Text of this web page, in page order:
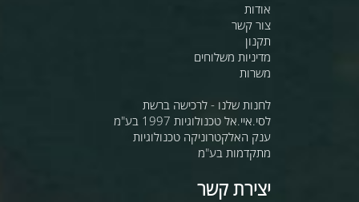
אודות
צור קשר
תקנון
מדיניות משלוחים
משרות
לחנות שלנו - לרכישה ברשת
לסי.איי.אל טכנולוגיות 1997 בע"מ
ענק האלקטרוניקה טכנולוגיות
מתקדמות בע"מ
יצירת קשר